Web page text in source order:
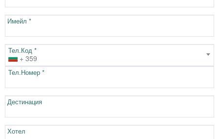
Имейл *
Тел.Код *
+ 359
Тел.Номер *
Дестинация
Хотел